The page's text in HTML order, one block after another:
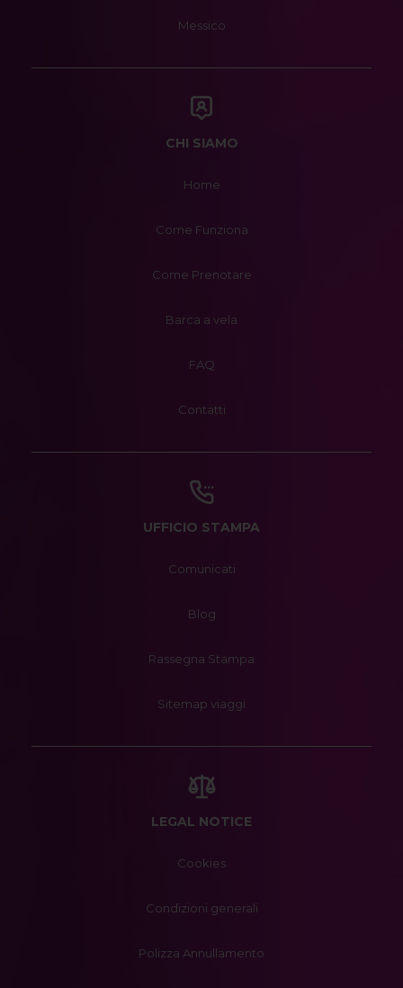
Messico
CHI SIAMO
Home
Come Funziona
Come Prenotare
Barca a vela
FAQ
Contatti
UFFICIO STAMPA
Comunicati
Blog
Rassegna Stampa
Sitemap viaggi
LEGAL NOTICE
Cookies
Condizioni generali
Polizza Annullamento